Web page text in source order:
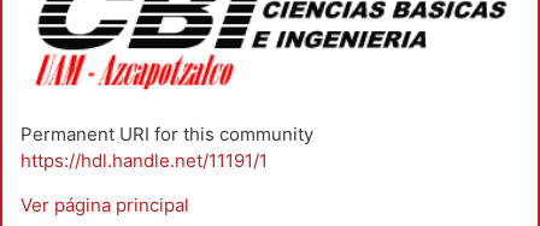
Permanent URI for this community
https://hdl.handle.net/11191/1
Ver página principal